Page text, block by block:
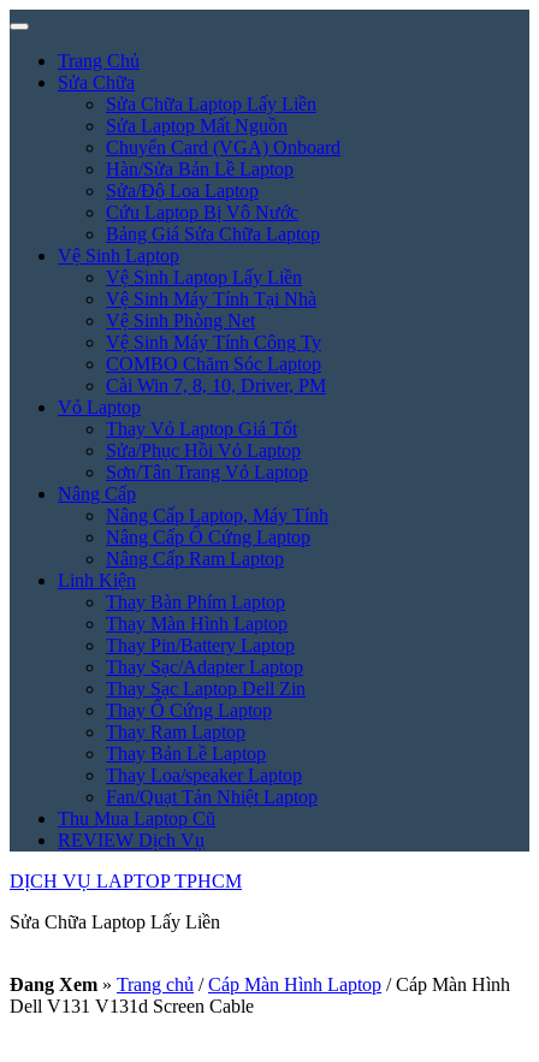
Trang Chủ
Sửa Chữa
Sửa Chữa Laptop Lấy Liền
Sửa Laptop Mất Nguồn
Chuyển Card (VGA) Onboard
Hàn/Sửa Bản Lề Laptop
Sửa/Độ Loa Laptop
Cứu Laptop Bị Vô Nước
Bảng Giá Sửa Chữa Laptop
Vệ Sinh Laptop
Vệ Sinh Laptop Lấy Liền
Vệ Sinh Máy Tính Tại Nhà
Vệ Sinh Phòng Net
Vệ Sinh Máy Tính Công Ty
COMBO Chăm Sóc Laptop
Cài Win 7, 8, 10, Driver, PM
Vỏ Laptop
Thay Vỏ Laptop Giá Tốt
Sửa/Phục Hồi Vỏ Laptop
Sơn/Tân Trang Vỏ Laptop
Nâng Cấp
Nâng Cấp Laptop, Máy Tính
Nâng Cấp Ổ Cứng Laptop
Nâng Cấp Ram Laptop
Linh Kiện
Thay Bàn Phím Laptop
Thay Màn Hình Laptop
Thay Pin/Battery Laptop
Thay Sạc/Adapter Laptop
Thay Sạc Laptop Dell Zin
Thay Ổ Cứng Laptop
Thay Ram Laptop
Thay Bản Lề Laptop
Thay Loa/speaker Laptop
Fan/Quạt Tản Nhiệt Laptop
Thu Mua Laptop Cũ
REVIEW Dịch Vụ
DỊCH VỤ LAPTOP TPHCM
Sửa Chữa Laptop Lấy Liền
Đang Xem » Trang chủ / Cáp Màn Hình Laptop /Cáp Màn Hình
Dell V131 V131d Screen Cable